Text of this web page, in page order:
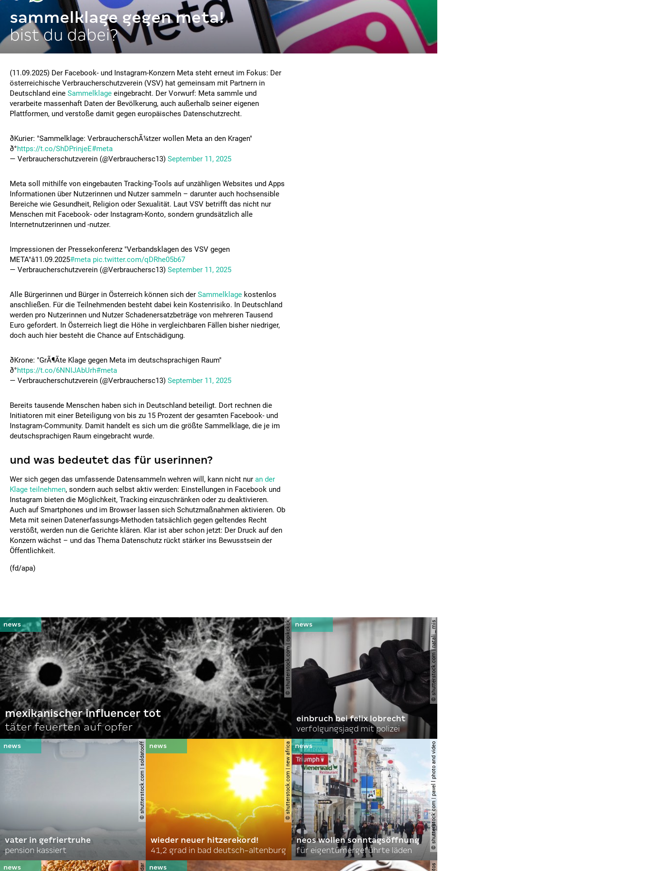
sammelklage gegen meta!
bist du dabei?
(11.09.2025) Der Facebook- und Instagram-Konzern Meta steht erneut im Fokus: Der
österreichische Verbraucherschutzverein (VSV) hat gemeinsam mit Partnern in
Deutschland eine Sammelklage eingebracht. Der Vorwurf: Meta sammle und
verarbeite massenhaft Daten der Bevölkerung, auch außerhalb seiner eigenen
Plattformen, und verstoße damit gegen europäisches Datenschutzrecht.
ðKurier: "Sammelklage: VerbraucherschÃ¼tzer wollen Meta an den Kragen"
ð°https://t.co/ShDPrinjeE#meta
— Verbraucherschutzverein (@Verbrauchersc13) September 11, 2025
Meta soll mithilfe von eingebauten Tracking-Tools auf unzähligen Websites und Apps
Informationen über Nutzerinnen und Nutzer sammeln – darunter auch hochsensible
Bereiche wie Gesundheit, Religion oder Sexualität. Laut VSV betrifft das nicht nur
Menschen mit Facebook- oder Instagram-Konto, sondern grundsätzlich alle
Internetnutzerinnen und -nutzer.
Impressionen der Pressekonferenz "Verbandsklagen des VSV gegen
META"â11.09.2025#meta pic.twitter.com/qDRhe05b67
— Verbraucherschutzverein (@Verbrauchersc13) September 11, 2025
Alle Bürgerinnen und Bürger in Österreich können sich der Sammelklage kostenlos
anschließen. Für die Teilnehmenden besteht dabei kein Kostenrisiko. In Deutschland
werden pro Nutzerinnen und Nutzer Schadenersatzbeträge von mehreren Tausend
Euro gefordert. In Österreich liegt die Höhe in vergleichbaren Fällen bisher niedriger,
doch auch hier besteht die Chance auf Entschädigung.
ðKrone: "GrÃ¶Ãte Klage gegen Meta im deutschsprachigen Raum"
ð°https://t.co/6NNIJAbUrh#meta
— Verbraucherschutzverein (@Verbrauchersc13) September 11, 2025
Bereits tausende Menschen haben sich in Deutschland beteiligt. Dort rechnen die
Initiatoren mit einer Beteiligung von bis zu 15 Prozent der gesamten Facebook- und
Instagram-Community. Damit handelt es sich um die größte Sammelklage, die je im
deutschsprachigen Raum eingebracht wurde.
und was bedeutet das für userinnen?
Wer sich gegen das umfassende Datensammeln wehren will, kann nicht nur an der
Klage teilnehmen, sondern auch selbst aktiv werden: Einstellungen in Facebook und
Instagram bieten die Möglichkeit, Tracking einzuschränken oder zu deaktivieren.
Auch auf Smartphones und im Browser lassen sich Schutzmaßnahmen aktivieren. Ob
Meta mit seinen Datenerfassungs-Methoden tatsächlich gegen geltendes Recht
verstößt, werden nun die Gerichte klären. Klar ist aber schon jetzt: Der Druck auf den
Konzern wächst – und das Thema Datenschutz rückt stärker ins Bewusstsein der
Öffentlichkeit.
(fd/apa)
© shutterstock.com | opikckck
mexikanischer influencer tot
täter feuerten auf opfer
© shutterstock.com | natali _ mis
einbruch bei felix lobrecht
verfolgungsjagd mit polizei
© shutterstock.com | soldatooff
vater in gefriertruhe
pension kassiert
© shutterstock.com | new africa
wieder neuer hitzerekord!
41,2 grad in bad deutsch-altenburg
© shutterstock.com | pavel l photo and video
neos wollen sonntagsöffnung
für eigentümergeführte läden